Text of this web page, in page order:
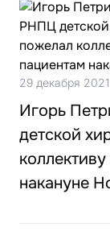
29 декабря
Игорь
детской
накануне